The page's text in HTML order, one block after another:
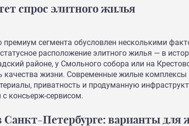
спрос элитного жилья
премиум сегмента обусловлен несколькими
расположение элитного жилья — в
районе, у Смольного собора или на
качества жизни. Современные жилые комплексы
приватность и продуманную
консьерж-сервисом.
Санкт-Петербурге: варианты для